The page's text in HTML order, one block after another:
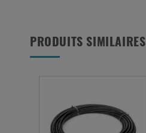
PRODUITS SIMILAIRES